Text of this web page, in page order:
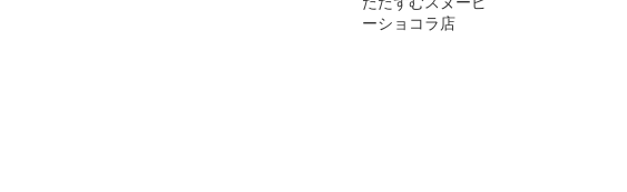
ーショコラ店